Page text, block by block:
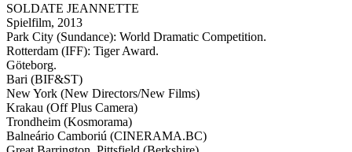
SOLDATE JEANNETTE
Spielfilm, 2013
Park City (Sundance): World Dramatic Competition.
Rotterdam (IFF): Tiger Award.
Göteborg.
Bari (BIF&ST)
New York (New Directors/New Films)
Krakau (Off Plus Camera)
Trondheim (Kosmorama)
Balneário Camboriú (CINERAMA.BC)